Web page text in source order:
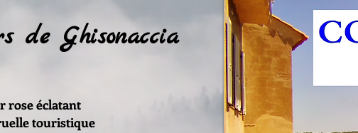
rose éclatant
touristique
de Ghisonaccia